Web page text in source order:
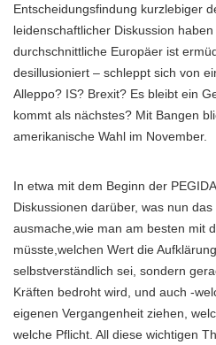
Entscheidungsfindung kurzlebiger
leidenschaftlicher Diskussion
durchschnittliche Europäer ist
desillusioniert – schleppt sich von
Alleppo? IS? Brexit? Es bleibt ein
kommt als nächstes? Mit Bangen
amerikanische Wahl im November.
In etwa mit dem Beginn der
Diskussionen darüber, was nun
ausmache,wie man am besten mit
müsste,welchen Wert die
selbstverständlich sei, sondern
Kräften bedroht wird, und auch -
eigenen Vergangenheit ziehen,
welche Pflicht. All diese wichtigen